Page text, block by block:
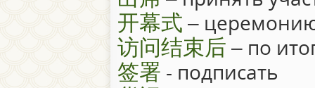
开幕式 –
访问结束后 – по
签署 - подписать